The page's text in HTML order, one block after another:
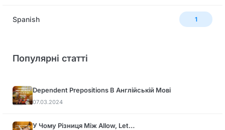
Spanish 1
Популярні статті
Dependent Prepositions В Англійській Мові
07.03.2024
У Чому Різниця Між Allow, Let…